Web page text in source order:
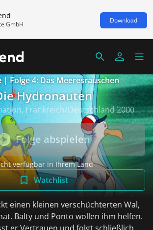
GmbH Download
| Folge 4: Das Meeresrauschen
Hydronauten
Frankreich/Deutschland 2000
Folge abspielen
verfügbar in Ihrem Land
Watchlist
einen kleinen verschüchterten Wal,
Balty und Ponto wollen ihm helfen.